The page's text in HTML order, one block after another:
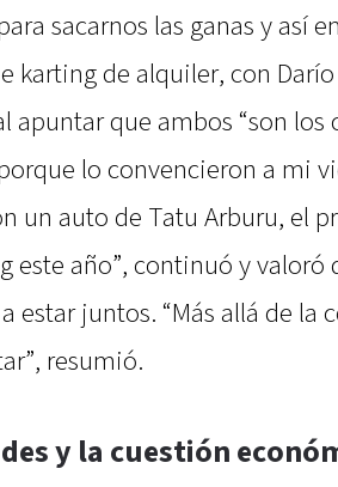
sacarnos las ganas y así
karting de alquiler, con
apuntar que ambos “son los
lo convencieron a mi
un auto de Tatu Arburu, el
este año”, continuó y valoró
estar juntos. “Más allá de la
resumió.
y la cuestión